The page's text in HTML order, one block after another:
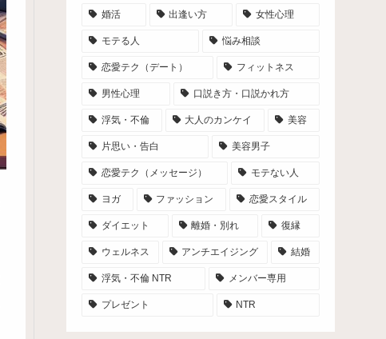
婚活 出逢い方 女性心理
モテる人 悩み相談
恋愛テク（デート） フィットネス
男性心理 口説き方・口説かれ方
浮気・不倫 大人のカンケイ 美容
片思い・告白 美容男子
恋愛テク（メッセージ） モテない人
ヨガ ファッション 恋愛スタイル
ダイエット 離婚・別れ 復縁
ウェルネス アンチエイジング 結婚
浮気・不倫 NTR メンバー専用
プレゼント NTR